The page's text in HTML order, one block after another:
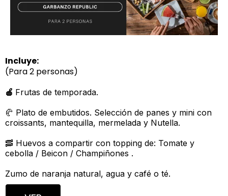
Incluye:
(Para 2 personas)
🍎 Frutas de temporada.
🥐 Plato de embutidos. Selección de panes y mini con
croissants, mantequilla, mermelada y Nutella.
🥓 Huevos a compartir con topping de: Tomate y
cebolla / Beicon / Champiñones .
Zumo de naranja natural, agua y café o té.